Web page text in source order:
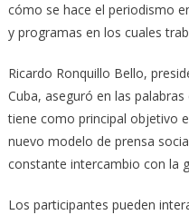
cómo se hace el periodismo
y programas en los cuales
Ricardo Ronquillo Bello,
Cuba, aseguró en las
tiene como principal objetivo
nuevo modelo de prensa
constante intercambio con la
Los participantes pueden